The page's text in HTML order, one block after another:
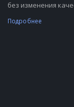
без изменения
Подробнее